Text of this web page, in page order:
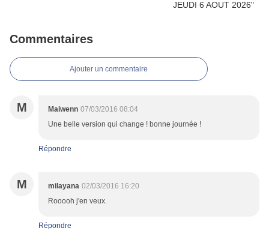
Commentaires
Ajouter un commentaire
M Maiwenn 07/03/2016 08:04
Une belle version qui change ! bonne journée !
Répondre
M milayana 02/03/2016 16:20
Rooooh j'en veux.
Répondre